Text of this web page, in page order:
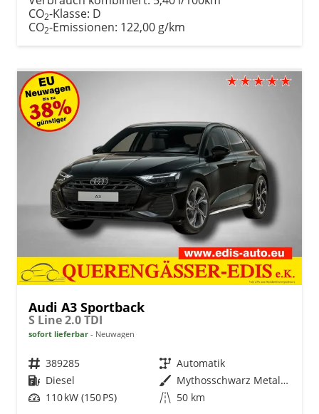
CO2-Klasse: D
CO2-Emissionen: 122,00 g/km
Audi A3 Sportback
S Line 2.0 TDI
sofort lieferbar Neuwagen
Fahrzeugnr. 389285 Getriebe Automatik
Kraftstoff Diesel Außenfarbe
Mythosschwarz Metallic
Leistung 110 kW (150 PS) Kilometerstand 50 km